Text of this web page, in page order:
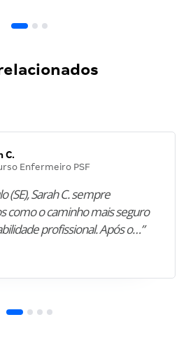
C.
Enfermeiro PSF
(SE), Sarah C. sempre
como o caminho mais seguro
profissional. Após o…”